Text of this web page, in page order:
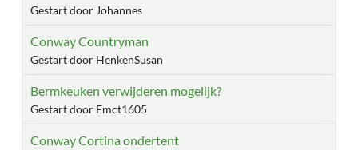
Gestart door Johannes
Conway Countryman
Gestart door HenkenSusan
Bermkeuken verwijderen mogelijk?
Gestart door Emct1605
Conway Cortina ondertent